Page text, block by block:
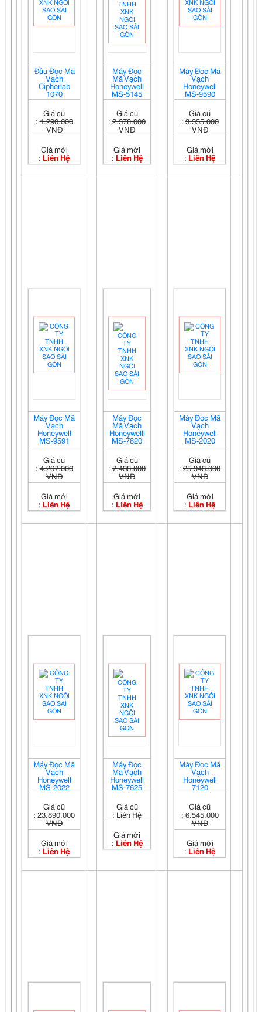
Đầu Đọc Mã
Vạch
Cipherlab
1070
Giá cũ
:1.290.000
VNĐ
Giá mới
: Liên Hệ
Máy Đọc
Mã Vạch
Honeywell
MS-5145
Giá cũ
: 2.378.000
VNĐ
Giá mới
: Liên Hệ
Máy Đọc Mã
Vạch
Honeywell
MS-9590
Giá cũ
:3.355.000
VNĐ
Giá mới
: Liên Hệ
Máy Đọc Mã
Vạch
Honeywell
MS-9591
Giá cũ
:4.267.000
VNĐ
Giá mới
: Liên Hệ
Máy Đọc
Mã Vạch
Honeywelll
MS-7820
Giá cũ
: 7.438.000
VNĐ
Giá mới
: Liên Hệ
Máy Đọc Mã
Vạch
Honeywell
MS-2020
Giá cũ
: 25.943.000
VNĐ
Giá mới
: Liên Hệ
Máy Đọc Mã
Vạch
Honeywell
MS-2022
Giá cũ
: 23.890.000
VNĐ
Giá mới
: Liên Hệ
Máy Đọc
Mã Vạch
Honeywell
MS-7625
Giá cũ
: Liên Hệ
Giá mới
: Liên Hệ
Máy Đọc Mã
Vạch
Honeywell
7120
Giá cũ
:6.545.000
VNĐ
Giá mới
: Liên Hệ